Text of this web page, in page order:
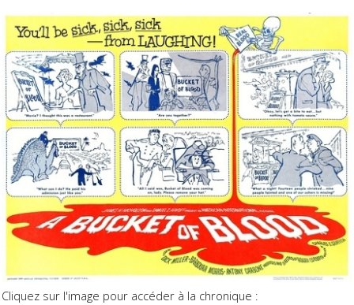
Cliquez sur l'image pour accéder à la chronique :